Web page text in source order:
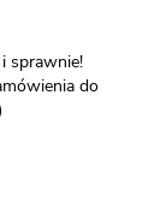
sprawnie!
do